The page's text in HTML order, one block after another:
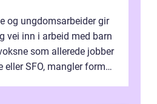
og ungdomsarbeider gir
vei inn i arbeid med barn
som allerede jobber
eller SFO, mangler formell